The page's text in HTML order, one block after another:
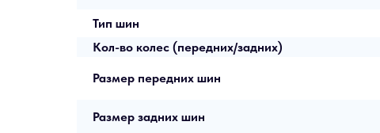
Тип шин
Кол-во колес (передних/задних)
Размер передних шин
Размер задних шин